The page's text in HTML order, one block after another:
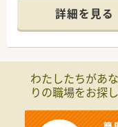
■代表も薬剤師
■風通しも良く
されている会社で
■クリニック門前
詳細を見る
わたしたちがあ
りの職場をお探